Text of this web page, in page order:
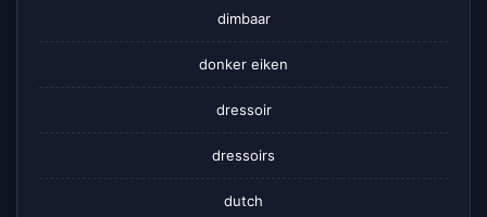
dimbaar
donker eiken
dressoir
dressoirs
dutch